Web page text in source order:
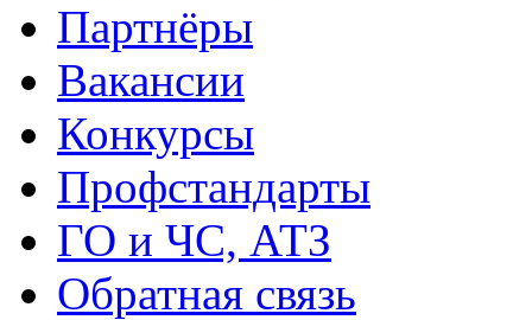
Партнёры
Вакансии
Конкурсы
Профстандарты
ГО и ЧС, АТЗ
Обратная связь